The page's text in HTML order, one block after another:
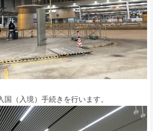
国（入境）手続きを行います。